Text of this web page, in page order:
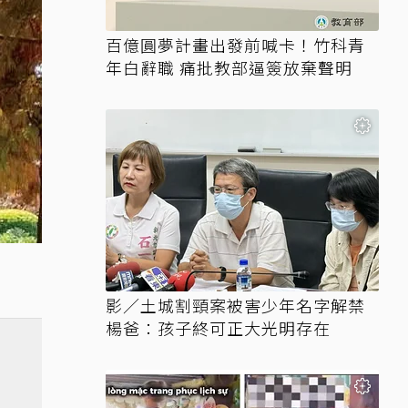
百億圓夢計畫出發前喊卡！竹科青
年白辭職 痛批教部逼簽放棄聲明
影／土城割頸案被害少年名字解禁
楊爸：孩子終可正大光明存在